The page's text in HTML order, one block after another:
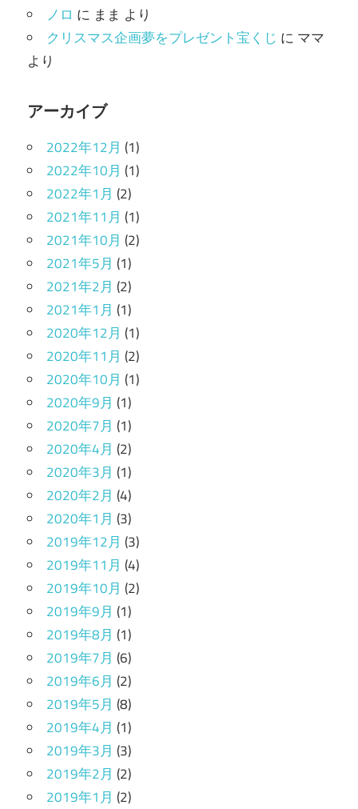
ノロ に まま より
クリスマス企画夢をプレゼント宝くじ に ママ
より
アーカイブ
2022年12月 (1)
2022年10月 (1)
2022年1月 (2)
2021年11月 (1)
2021年10月 (2)
2021年5月 (1)
2021年2月 (2)
2021年1月 (1)
2020年12月 (1)
2020年11月 (2)
2020年10月 (1)
2020年9月 (1)
2020年7月 (1)
2020年4月 (2)
2020年3月 (1)
2020年2月 (4)
2020年1月 (3)
2019年12月 (3)
2019年11月 (4)
2019年10月 (2)
2019年9月 (1)
2019年8月 (1)
2019年7月 (6)
2019年6月 (2)
2019年5月 (8)
2019年4月 (1)
2019年3月 (3)
2019年2月 (2)
2019年1月 (2)